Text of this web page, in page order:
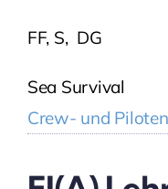
FF, S, DG
Sea
Crew- und